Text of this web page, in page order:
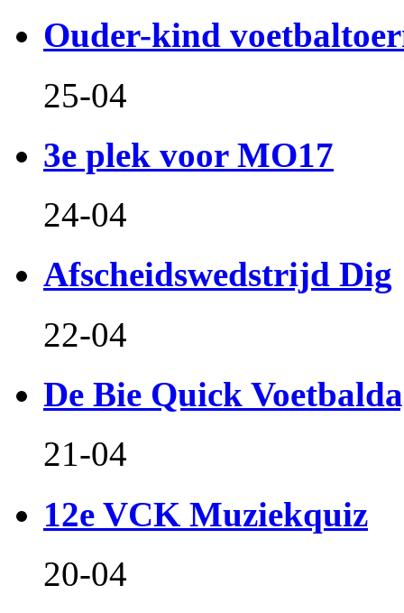
Ouder-kind
25-04
3e plek voor MO17
24-04
Afscheidswedstrijd Dig
22-04
De Bie Quick
21-04
12e VCK Muziekquiz
20-04